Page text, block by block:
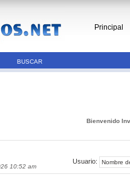
Principal
BUSCAR
Bienvenido
10:52 am
Usuario: